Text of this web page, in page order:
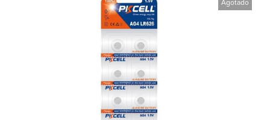
Agotado